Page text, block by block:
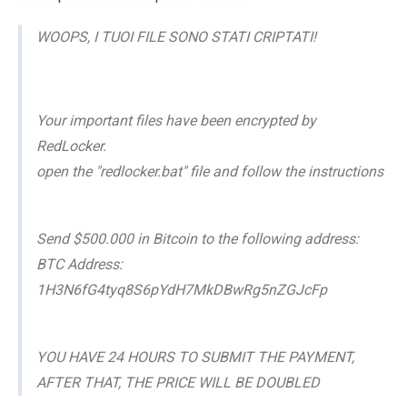
WOOPS, I TUOI FILE SONO STATI CRIPTATI!
Your important files have been encrypted by
RedLocker.
open the "redlocker.bat" file and follow the instructions
Send $500.000 in Bitcoin to the following address:
BTC Address:
1H3N6fG4tyq8S6pYdH7MkDBwRg5nZGJcFp
YOU HAVE 24 HOURS TO SUBMIT THE PAYMENT,
AFTER THAT, THE PRICE WILL BE DOUBLED